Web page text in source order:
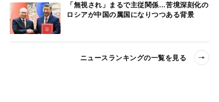
「無視され」まるで主従関係…苦境深刻化の
ロシアが中国の属国になりつつある背景
ニュースランキングの一覧を見る